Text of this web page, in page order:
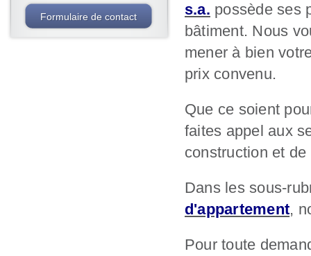
Formulaire de contact
s.a. possède ses
bâtiment. Nous
mener à bien
prix convenu.
Que ce soient
faites appel aux
construction et
Dans les sous-
d'appartement,
Pour toute